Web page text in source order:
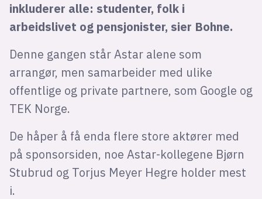
inkluderer alle: studenter, folk i
arbeidslivet og pensjonister, sier Bohne.
Denne gangen står Astar alene som
arrangør, men samarbeider med ulike
offentlige og private partnere, som Google og
TEK Norge.
De håper å få enda flere store aktører med
på sponsorsiden, noe Astar-kollegene Bjørn
Stubrud og Torjus Meyer Hegre holder mest
i.